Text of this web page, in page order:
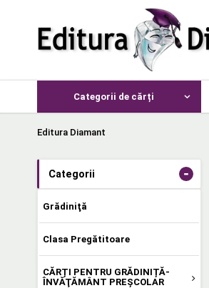
Categorii de cărți
Editura Diamant
Categorii -
Grădiniţă
Clasa Pregătitoare
CĂRȚI PENTRU GRĂDINIȚĂ-
ÎNVĂŢĂMÂNT PREŞCOLAR